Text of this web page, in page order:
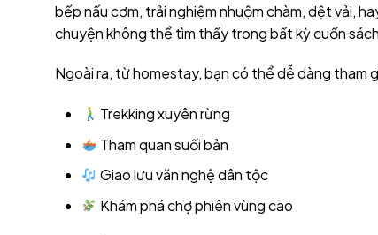
bếp nấu cơm, trải nghiệm nhuộm chàm, dệt vải,
chuyện không thể tìm thấy trong bất kỳ cuốn
Ngoài ra, từ homestay, bạn có thể dễ dàng tham
Trekking xuyên rừng
Tham quan suối bản
Giao lưu văn nghệ dân tộc
Khám phá chợ phiên vùng cao